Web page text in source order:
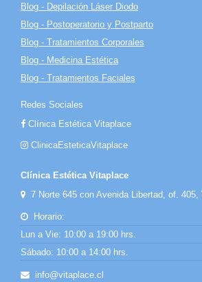
Blog - Depilación Láser Diodo
Blog - Postoperatorio y Postparto
Blog - Tratamientos Corporales
Blog - Medicina Estética
Blog - Tratamientos Faciales
Redes Sociales
Clínica Estética Vitaplace
ClinicaEsteticaVitaplace
Clínica Estética Vitaplace
7 Norte 645 con Avenida Libertad, of. 405,
Horario:
Lun a Vie: 10:00 a 19:00 hrs.
Sábado: 10:00 a 14:00 hrs.
info@vitaplace.cl